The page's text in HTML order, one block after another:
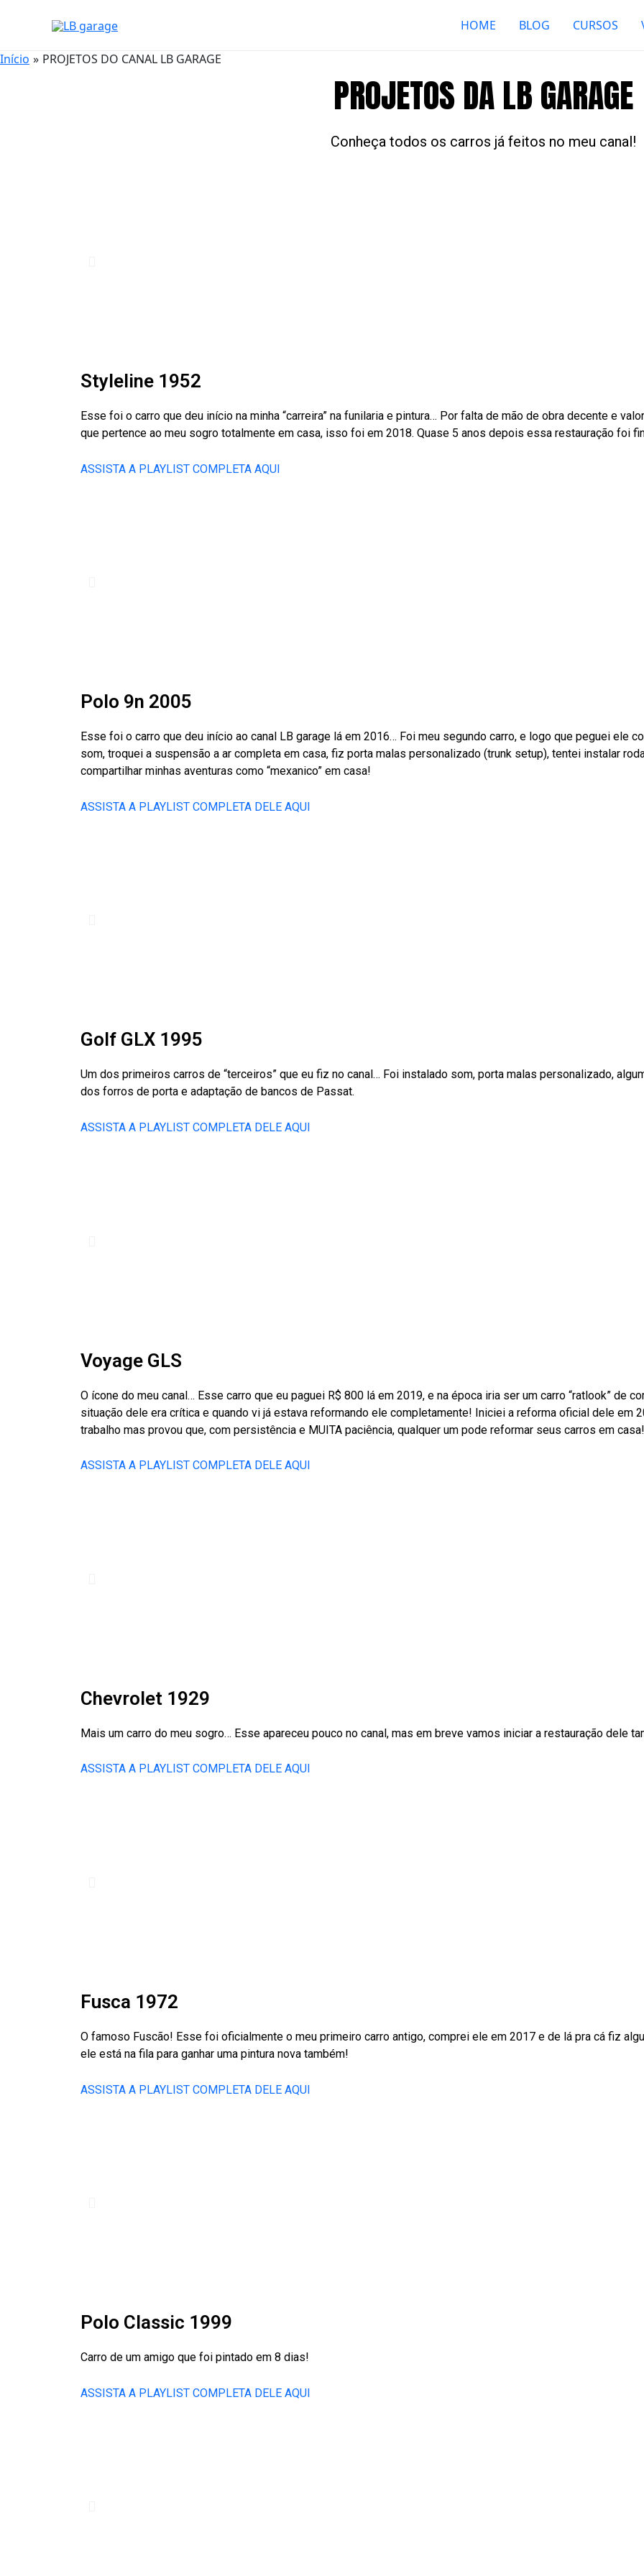
HOME BLOG CURSOS
Início PROJETOS DO CANAL LB GARAGE
PROJETOS DA LB GARAGE
Conheça todos os carros já feitos no meu canal!
Styleline 1952
Esse foi o carro que deu início na minha “carreira” na funilaria e pintura… Por falta de mão de obra decente e
que pertence ao meu sogro totalmente em casa, isso foi em 2018. Quase 5 anos depois essa restauração foi
ASSISTA A PLAYLIST COMPLETA AQUI
Polo 9n 2005
Esse foi o carro que deu início ao canal LB garage lá em 2016… Foi meu segundo carro, e logo que peguei ele
som, troquei a suspensão a ar completa em casa, fiz porta malas personalizado (trunk setup), tentei instalar
compartilhar minhas aventuras como “mexanico” em casa!
ASSISTA A PLAYLIST COMPLETA DELE AQUI
Golf GLX 1995
Um dos primeiros carros de “terceiros” que eu fiz no canal… Foi instalado som, porta malas personalizado,
dos forros de porta e adaptação de bancos de Passat.
ASSISTA A PLAYLIST COMPLETA DELE AQUI
Voyage GLS
O ícone do meu canal… Esse carro que eu paguei R$ 800 lá em 2019, e na época iria ser um carro “ratlook” de
situação dele era crítica e quando vi já estava reformando ele completamente! Iniciei a reforma oficial dele em
trabalho mas provou que, com persistência e MUITA paciência, qualquer um pode reformar seus carros em casa!
ASSISTA A PLAYLIST COMPLETA DELE AQUI
Chevrolet 1929
Mais um carro do meu sogro… Esse apareceu pouco no canal, mas em breve vamos iniciar a restauração dele
ASSISTA A PLAYLIST COMPLETA DELE AQUI
Fusca 1972
O famoso Fuscão! Esse foi oficialmente o meu primeiro carro antigo, comprei ele em 2017 e de lá pra cá fiz
ele está na fila para ganhar uma pintura nova também!
ASSISTA A PLAYLIST COMPLETA DELE AQUI
Polo Classic 1999
Carro de um amigo que foi pintado em 8 dias!
ASSISTA A PLAYLIST COMPLETA DELE AQUI